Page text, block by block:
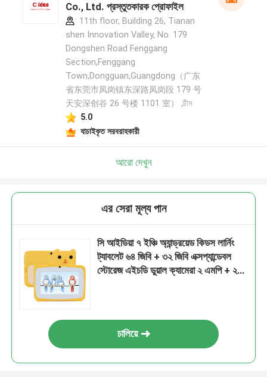
Co., Ltd. প্রস্তুতকারক প্রোফাইল
11th floor, Building 26, Tianan
shen Innovation Valley, No. 179
Dongshen Road Fenggang
Section,Fenggang
Town,Dongguan,Guangdong（广东
省东莞市凤岗镇东深路凤岗段 179 号
天安深创谷 26 号楼 1101 室） ,চীন
5.0
যাচাইকৃত সরবরাহকারী
আরো দেখুন
এর সেরা মূল্য পান
সি আইডিয়া ৭ ইঞ্চি অ্যান্ড্রয়েড কিডস লার্নিং
ট্যাবলেট ৬৪ জিবি + ৩২ জিবি এক্সপ্যান্ডেবল
স্টোরেজ এইচডি ডুয়াল ক্যামেরা ২ এমপি + ২
চালিয়ে